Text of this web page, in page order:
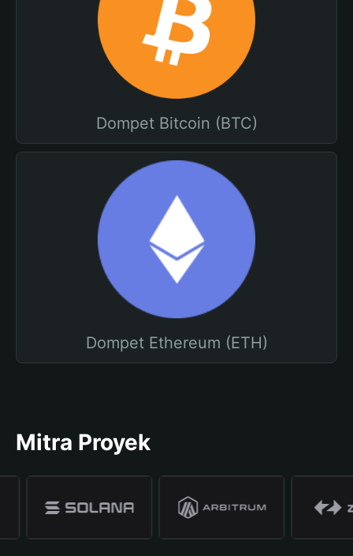
Dompet Bitcoin (BTC)
Dompet Ethereum (ETH)
Mitra Proyek